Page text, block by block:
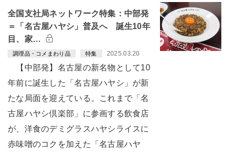
全国支社局ネットワーク特集：中部発
＝「名古屋ハヤシ」普及へ 誕生10年
目、家…
調理品・コメまわり品 特集 2025.03.20
【中部発】名古屋の新名物として10
年前に誕生した「名古屋ハヤシ」が新
たな局面を迎えている。これまで「名
古屋ハヤシ倶楽部」に参画する飲食店
が、洋食のデミグラスハヤシライスに
赤味噌のコクを加えた「名古屋ハヤ